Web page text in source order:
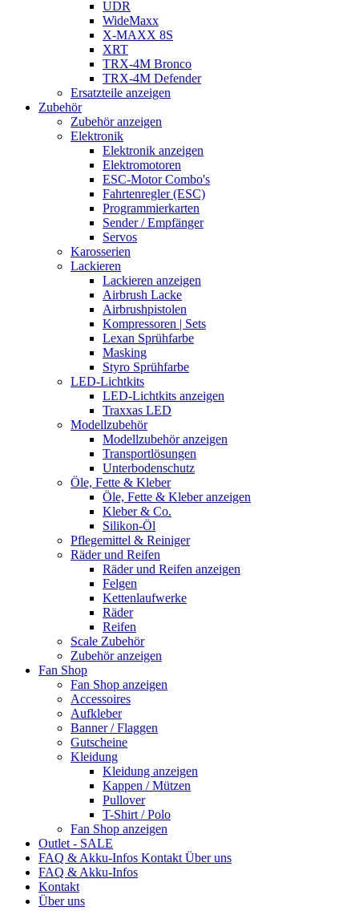
UDR
WideMaxx
X-MAXX 8S
XRT
TRX-4M Bronco
TRX-4M Defender
Ersatzteile anzeigen
Zubehör
Zubehör anzeigen
Elektronik
Elektronik anzeigen
Elektromotoren
ESC-Motor Combo's
Fahrtenregler (ESC)
Programmierkarten
Sender / Empfänger
Servos
Karosserien
Lackieren
Lackieren anzeigen
Airbrush Lacke
Airbrushpistolen
Kompressoren | Sets
Lexan Sprühfarbe
Masking
Styro Sprühfarbe
LED-Lichtkits
LED-Lichtkits anzeigen
Traxxas LED
Modellzubehör
Modellzubehör anzeigen
Transportlösungen
Unterbodenschutz
Öle, Fette & Kleber
Öle, Fette & Kleber anzeigen
Kleber & Co.
Silikon-Öl
Pflegemittel & Reiniger
Räder und Reifen
Räder und Reifen anzeigen
Felgen
Kettenlaufwerke
Räder
Reifen
Scale Zubehör
Zubehör anzeigen
Fan Shop
Fan Shop anzeigen
Accessoires
Aufkleber
Banner / Flaggen
Gutscheine
Kleidung
Kleidung anzeigen
Kappen / Mützen
Pullover
T-Shirt / Polo
Fan Shop anzeigen
Outlet - SALE
FAQ & Akku-Infos Kontakt Über uns
FAQ & Akku-Infos
Kontakt
Über uns